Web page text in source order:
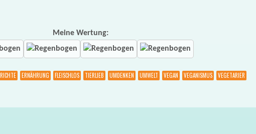
Meine Wertung:
ERNÄHRUNG FLEISCHLOS TIERLIEB UMDENKEN UMWELT VEGAN VEGANISMUS
VEGETARIER